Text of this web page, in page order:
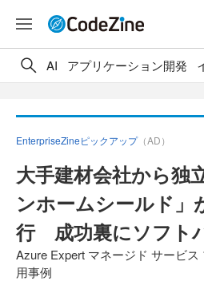
AI アプリケーション開発
EnterpriseZineピックアップ（AD）
大手建材会社から独
ンホームシールド」
行 成功裏にソフト
Azure Expert マネージド サービ
用事例